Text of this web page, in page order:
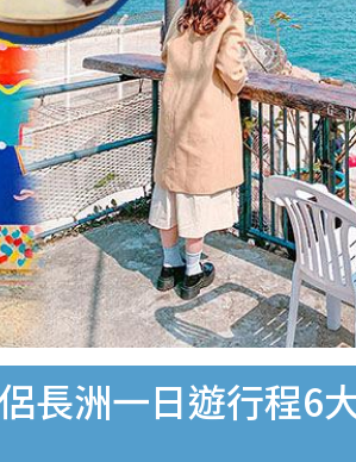
長洲一日遊行程